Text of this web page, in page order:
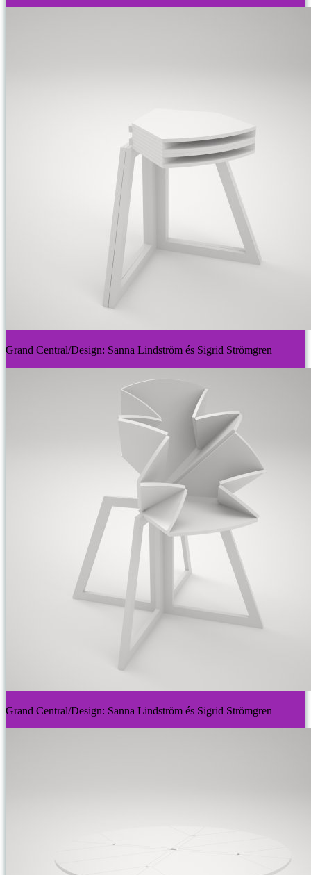
Grand Central/Design: Sanna Lindström és Sigrid Strömgren
Grand Central/Design: Sanna Lindström és Sigrid Strömgren